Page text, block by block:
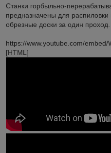
Станки горбыльно-
предназначены для
обрезные доски за один проход.
https://www.youtube.com/embed/
[HTML]